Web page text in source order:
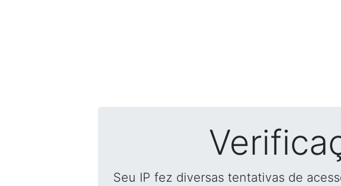
Seu IP fez diversas tentativas de